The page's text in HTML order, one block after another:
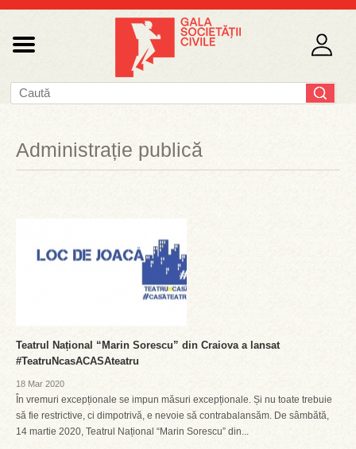
Administrație publică
Teatrul Național “Marin Sorescu” din Craiova a lansat
#TeatruNcasACASAteatru
18 Mar 2020
În vremuri excepționale se impun măsuri excepționale. Și nu toate trebuie
să fie restrictive, ci dimpotrivă, e nevoie să contrabalansăm. De sâmbătă,
14 martie 2020, Teatrul Național “Marin Sorescu” din...